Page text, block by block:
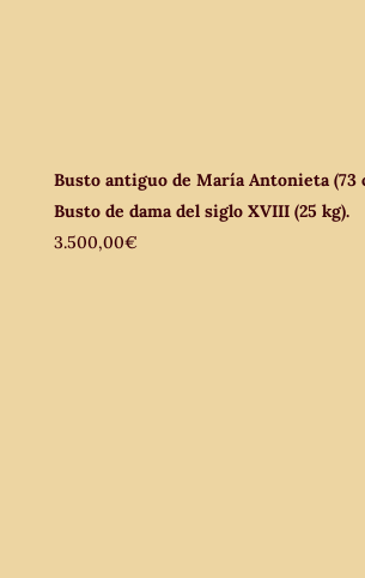
Busto antiguo de María Antonieta (73
Busto de dama del siglo XVIII (25 kg).
3.500,00€